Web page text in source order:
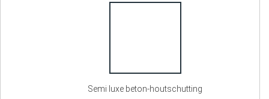
Semi luxe beton-houtschutting